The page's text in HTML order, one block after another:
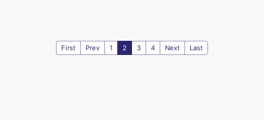
First Prev 1 2 3 4 Next Last